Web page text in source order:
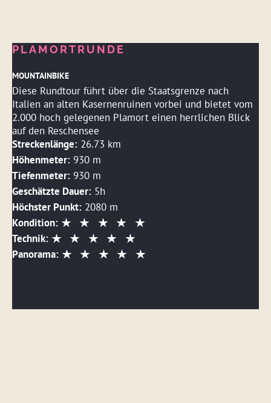
PLAMORTRUNDE
MOUNTAINBIKE
Diese Rundtour führt über die Staatsgrenze nach
Italien an alten Kasernenruinen vorbei und bietet vom
2.000 hoch gelegenen Plamort einen herrlichen Blick
auf den Reschensee
Streckenlänge: 26.73 km
Höhenmeter: 930 m
Tiefenmeter: 930 m
Geschätzte Dauer: 5h
Höchster Punkt: 2080 m
Kondition:
Technik:
Panorama: